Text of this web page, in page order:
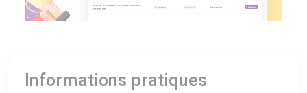
Informations pratiques